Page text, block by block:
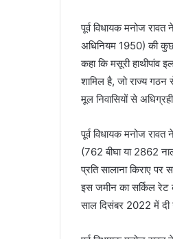
पूर्व विधायक मनोज
अधिनियम 1950) की
कहा कि मसूरी
शामिल है, जो राज्य
मूल निवासियों से
पूर्व विधायक मनोज
(762 बीघा या 2862
प्रति सालाना किराए
इस जमीन का सर्किल रेट
साल दिसंबर 2022 में दी